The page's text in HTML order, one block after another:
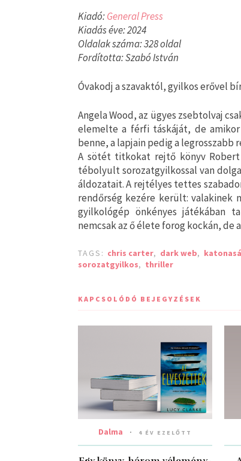
Kiadó:General Press
Kiadás éve: 2024
Oldalak száma: 328 oldal
Fordította: Szabó István
Óvakodj a szavaktól, gyilkos erővel
Angela Wood, az ügyes zsebtolvaj
elemelte a férfi táskáját, de
benne, a lapjain pedig a legrosszabb
A sötét titkokat rejtő könyv
tébolyult sorozatgyilkossal van
áldozatait. A rejtélyes tettes
rendőrség kezére került:
gyilkológép önkényes játékában
nemcsak az ő élete forog kockán, de
TAGS: chris carter, dark web,
sorozatgyilkos, thriller
KAPCSOLÓDÓ BEJEGYZÉSEK
Dalma 4 ÉV EZELŐTT